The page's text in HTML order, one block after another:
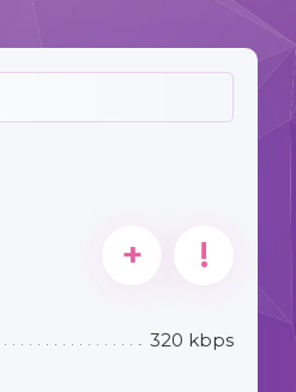
+ !
320 kbps